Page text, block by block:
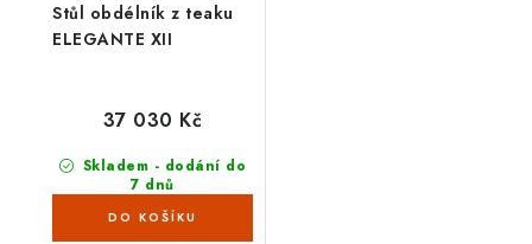
Stůl obdélník z teaku
ELEGANTE XII
Skladem - dodání do
7 dnů
(4 ks)
37 030 Kč